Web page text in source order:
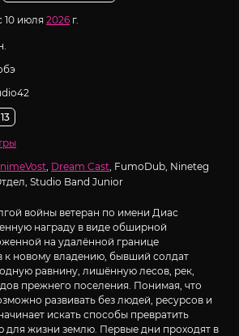
10 июля 2026 г.
, Dream Cast, FumoDub, Nineteg
Studio Band Junior
войны ветеран по имени Диас
награду в виде обширной
на удалённой границе
к новому владению, бывший солдат
равнину, лишённую лесов, рек,
прежнего поселения. Понимая, что
развивать без людей, ресурсов и
искать способы превратить
для жизни землю. Первые дни проходят в